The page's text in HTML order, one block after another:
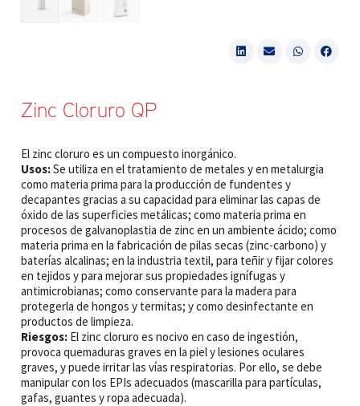
Zinc Cloruro QP
El zinc cloruro es un compuesto inorgánico.
Usos:Se utiliza en el tratamiento de metales y en metalurgia
como materia prima para la producción de fundentes y
decapantes gracias a su capacidad para eliminar las capas de
óxido de las superficies metálicas; como materia prima en
procesos de galvanoplastia de zinc en un ambiente ácido; como
materia prima en la fabricación de pilas secas (zinc-carbono) y
baterías alcalinas; en la industria textil, para teñir y fijar colores
en tejidos y para mejorar sus propiedades ignífugas y
antimicrobianas; como conservante para la madera para
protegerla de hongos y termitas; y como desinfectante en
productos de limpieza.
Riesgos: El zinc cloruro es nocivo en caso de ingestión,
provoca quemaduras graves en la piel y lesiones oculares
graves, y puede irritar las vías respiratorias. Por ello, se debe
manipular con los EPIs adecuados (mascarilla para partículas,
gafas, guantes y ropa adecuada).